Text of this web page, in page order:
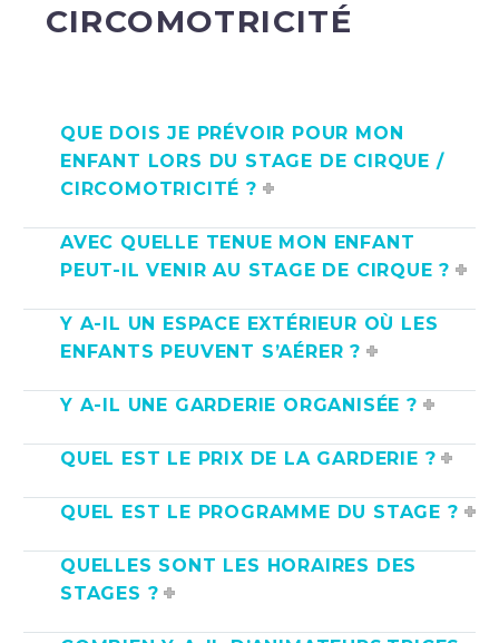
CIRCOMOTRICITÉ
QUE DOIS JE PRÉVOIR POUR MON
ENFANT LORS DU STAGE DE CIRQUE /
CIRCOMOTRICITÉ ?
AVEC QUELLE TENUE MON ENFANT
PEUT-IL VENIR AU STAGE DE CIRQUE ?
Y A-IL UN ESPACE EXTÉRIEUR OÙ LES
ENFANTS PEUVENT S’AÉRER ?
Y A-IL UNE GARDERIE ORGANISÉE ?
QUEL EST LE PRIX DE LA GARDERIE ?
QUEL EST LE PROGRAMME DU STAGE ?
QUELLES SONT LES HORAIRES DES
STAGES ?